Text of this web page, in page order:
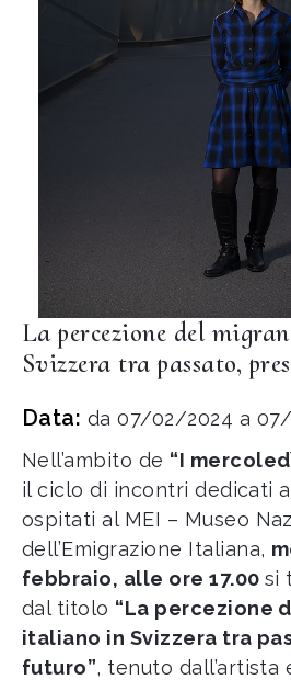
La percezione del
Svizzera tra passato,
Data: da 07/02/2024 a
Nell’ambito de “I
il ciclo di incontri dedicati
ospitati al MEI – Museo
dell’Emigrazione Italiana,
febbraio, alle ore 17.00 si
dal titolo “La percezione
italiano in Svizzera tra
futuro”, tenuto dall’artista